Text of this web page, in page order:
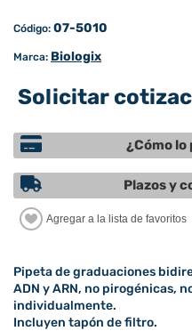
Código: 07-5010
Marca: Biologix
Solicitar
¿Cómo lo
Plazos y
Pipeta de graduaciones
ADN y ARN, no pirogénicas,
individualmente.
Incluyen tapón de filtro.